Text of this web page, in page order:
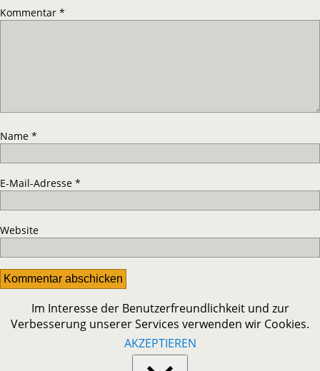
Kommentar *
Name *
E-Mail-Adresse *
Website
Im Interesse der Benutzerfreundlichkeit und zur
Verbesserung unserer Services verwenden wir Cookies.
AKZEPTIEREN